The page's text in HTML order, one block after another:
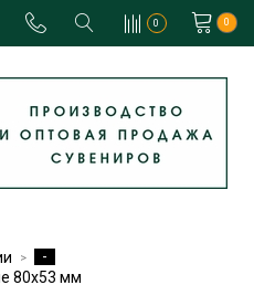
0 0
-
80х53 мм